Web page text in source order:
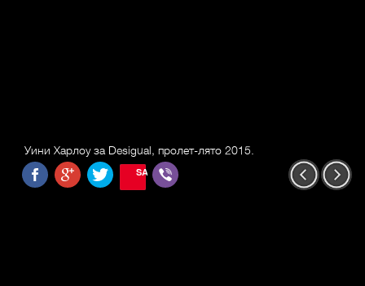
Уини Харлоу за Desigual, пролет-лято 2015.
SAVE